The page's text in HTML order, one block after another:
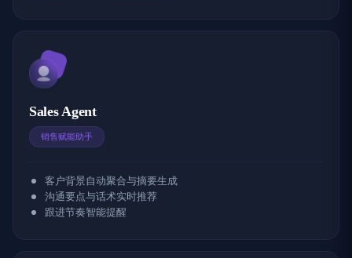
Sales Agent
销售赋能助手
客户背景自动聚合与摘要生成
沟通要点与话术实时推荐
跟进节奏智能提醒